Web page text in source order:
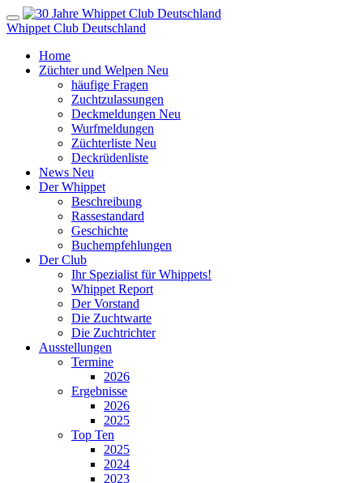
Whippet Club Deutschland
Home
Züchter und Welpen Neu
häufige Fragen
Zuchtzulassungen
Deckmeldungen Neu
Wurfmeldungen
Züchterliste Neu
Deckrüdenliste
News Neu
Der Whippet
Beschreibung
Rassestandard
Geschichte
Buchempfehlungen
Der Club
Ihr Spezialist für Whippets!
Whippet Report
Der Vorstand
Die Zuchtwarte
Die Zuchtrichter
Ausstellungen
Termine
2026
Ergebnisse
2026
2025
Top Ten
2025
2024
2023